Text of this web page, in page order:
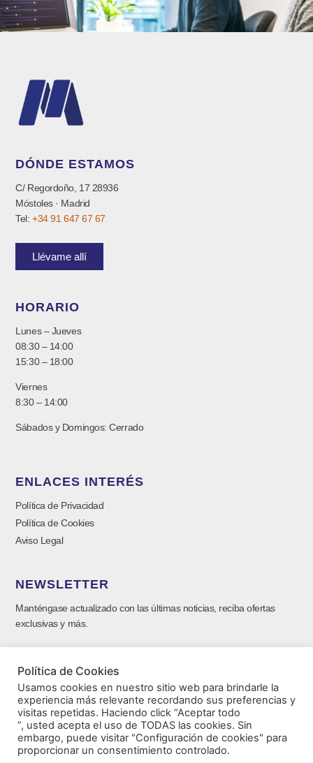
DÓNDE ESTAMOS
C/ Regordoño, 17 28936
Móstoles · Madrid
Tel:+34 91 647 67 67
Llévame allí
HORARIO
Lunes – Jueves
08:30 – 14:00
15:30 – 18:00
Viernes
8:30 – 14:00
Sábados y Domingos: Cerrado
ENLACES INTERÉS
Política de Privacidad
Política de Cookies
Aviso Legal
NEWSLETTER
Manténgase actualizado con las últimas noticias, reciba ofertas
exclusivas y más.
Política de Cookies
Usamos cookies en nuestro sitio web para brindarle la
experiencia más relevante recordando sus preferencias y
visitas repetidas. Haciendo click “Aceptar todo
”, usted acepta el uso de TODAS las cookies. Sin
embargo, puede visitar "Configuración de cookies" para
proporcionar un consentimiento controlado.